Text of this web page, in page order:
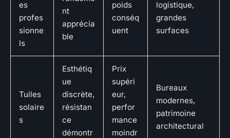
es
profes
sionne
ls
nt
apprécia
ble
poids
conséq
uent
logistique,
grandes
surfaces
Tuiles
solaire
s
Esthétiq
ue
discrète,
résistan
ce
démontr
Prix
supéri
eur,
perfor
mance
moindr
Bureaux
modernes,
patrimoine
architectural